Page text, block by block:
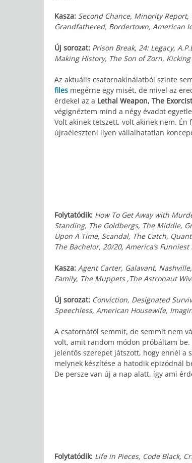
Kasza: Second Chance, Minority
Grandfathered, Bordertown, American
Új sorozat: Prison Break, 24: Legacy,
Making History, The Son of Zorn,
Az aktuális csatornakínálatból szinte
files megérne egy misét, de mivel az
érdekel az a Lethal Weapon, The
végignéztem mind a négy évadot
Volt akinek tetszett, volt akinek nem.
újraéleszteni ilyen vállalhatatlan
Folytatódik: How To Get Away with
Standing, The Goldbergs, The Middle,
Upon A Time, Scandal, The Catch,
The Bachelor, 20/20, America’s Funniest
Kasza: Agent Carter, Galavant,
Family, The Muppets ,The Astronaut
Új sorozat: Conviction, Designated
Speechless, American Housewife,
A csatornától semmit, de semmit nem
volt, amit random módon próbáltam be.
jelentős szerepet játszott, hogy ennél a
melynek készítése a hatodik epizódnál
De persze van új a nap alatt, így ami
Folytatódik: Life in Pieces, Code Black,